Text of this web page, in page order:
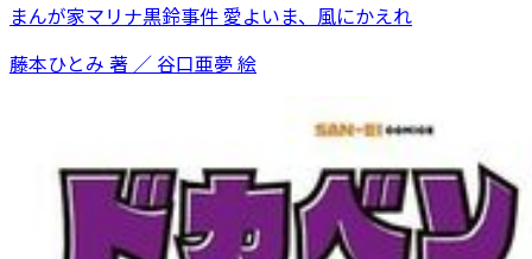
まんが家マリナ黒鈴事件 愛よいま、風にかえれ
藤本ひとみ 著 ／ 谷口亜夢 絵